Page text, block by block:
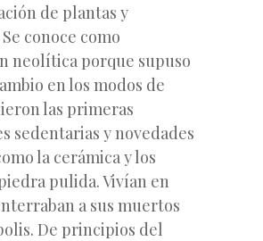
de plantas y
conoce como
neolítica porque supuso
en los modos de
las primeras
sedentarias y novedades
la cerámica y los
pulida. Vivían en
a sus muertos
De principios del